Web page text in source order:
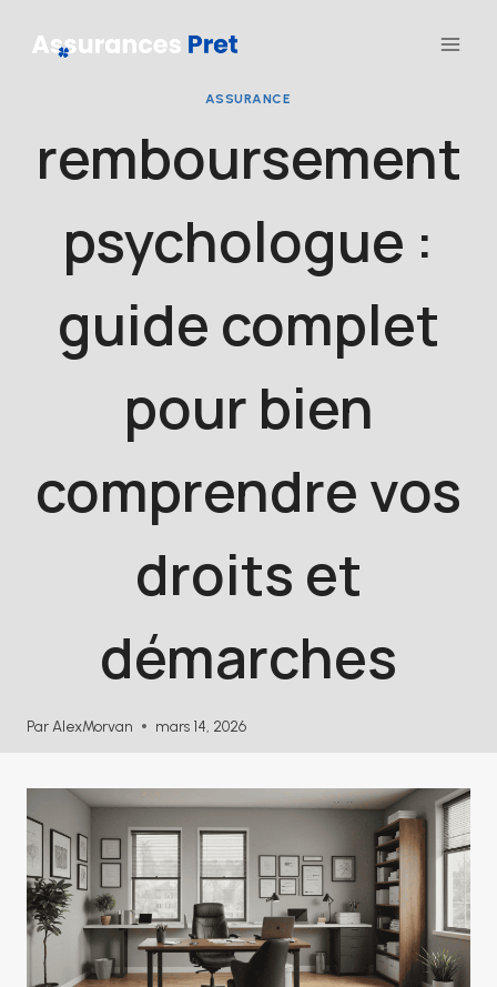
ASSURANCE
remboursement
psychologue :
guide complet
pour bien
comprendre vos
droits et
démarches
Par AlexMorvan mars 14, 2026